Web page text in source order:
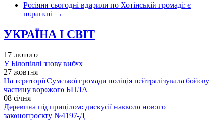
Росіяни сьогодні вдарили по Хотінській громаді: є
поранені →
УКРАЇНА І СВІТ
17 лютого
У Білопіллі знову вибух
27 жовтня
На території Сумської громади поліція нейтралізувала бойову
частину ворожого БПЛА
08 січня
Деревина під прицілом: дискусії навколо нового
законопроєкту №4197-Д